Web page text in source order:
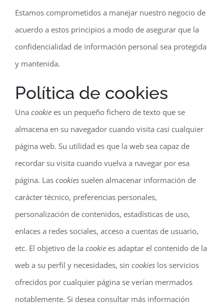
Estamos comprometidos a manejar nuestro negocio de
acuerdo a estos principios a modo de asegurar que la
confidencialidad de información personal sea protegida
y mantenida.
Política de cookies
Una cookie es un pequeño fichero de texto que se
almacena en su navegador cuando visita casi cualquier
página web. Su utilidad es que la web sea capaz de
recordar su visita cuando vuelva a navegar por esa
página. Las cookies suelen almacenar información de
carácter técnico, preferencias personales,
personalización de contenidos, estadísticas de uso,
enlaces a redes sociales, acceso a cuentas de usuario,
etc. El objetivo de la cookie es adaptar el contenido de la
web a su perfil y necesidades, sin cookies los servicios
ofrecidos por cualquier página se verían mermados
notablemente. Si desea consultar más información